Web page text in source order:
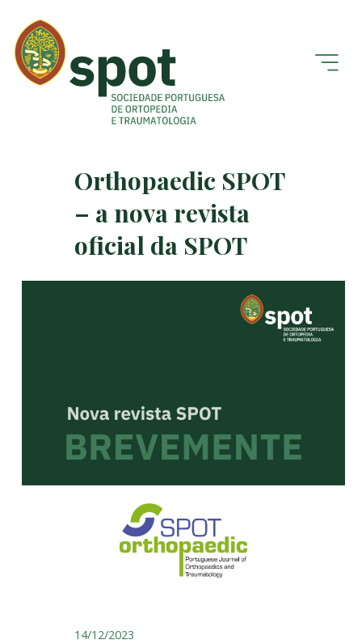
Orthopaedic SPOT
– a nova revista
oficial da SPOT
14/12/2023